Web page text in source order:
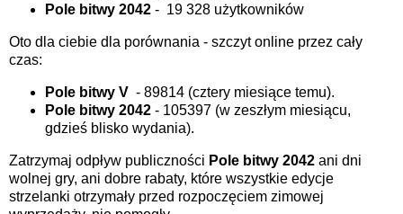
Pole bitwy 2042 - 19 328 użytkowników
Oto dla ciebie dla porównania - szczyt online przez cały
czas:
Pole bitwy V - 89814 (cztery miesiące temu).
Pole bitwy 2042 - 105397 (w zeszłym miesiącu,
gdzieś blisko wydania).
Zatrzymaj odpływ publiczności Pole bitwy 2042 ani dni
wolnej gry, ani dobre rabaty, które wszystkie edycje
strzelanki otrzymały przed rozpoczęciem zimowej